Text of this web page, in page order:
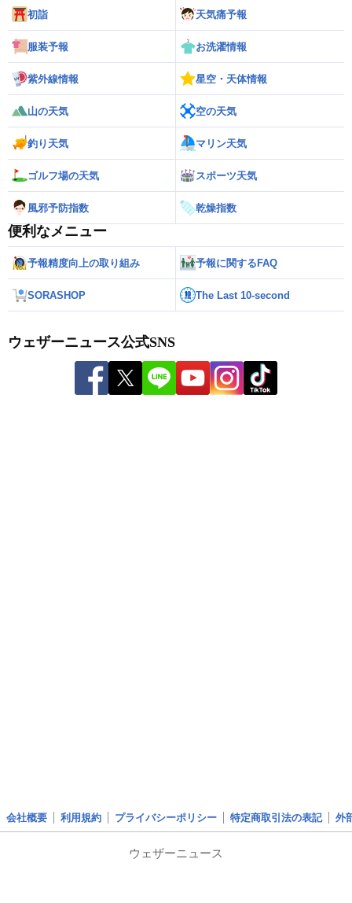
初詣 天気痛予報
服装予報 お洗濯情報
紫外線情報 星空・天体情報
山の天気 空の天気
釣り天気 マリン天気
ゴルフ場の天気 スポーツ天気
風邪予防指数 乾燥指数
便利なメニュー
予報精度向上の取り組み 予報に関するFAQ
SORASHOP The Last 10-second
ウェザーニュース公式SNS
会社概要 利用規約 プライバシーポリシー 特定商取引法の表記 外
ウェザーニュース